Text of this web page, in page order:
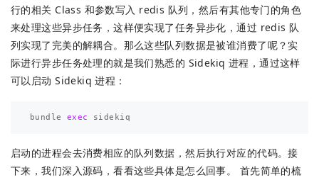
行的相关 Class 和参数写入 redis 队列，然后有其他专门的角色
来处理这些异步任务，这样便实现了任务异步化，通过 redis 队
列实现了完美的解耦合。那么这些队列数据是被谁消费了呢？实
际进行异步任务处理的就是我们熟悉的 Sidekiq 进程，通过这样
可以启动 Sidekiq 进程：
bundle exec sidekiq
启动的进程会去消费相应的队列数据，然后执行对应的代码。接
下来，我们深入源码，看看这些具体是怎么回事。 首先简单的梳